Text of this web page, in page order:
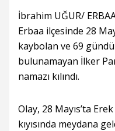
İbrahim UĞUR/
Erbaa ilçesinde 28
kaybolan ve 69
bulunamayan İlker
namazı kılındı.
Olay, 28 Mayıs’ta
kıyısında meydana